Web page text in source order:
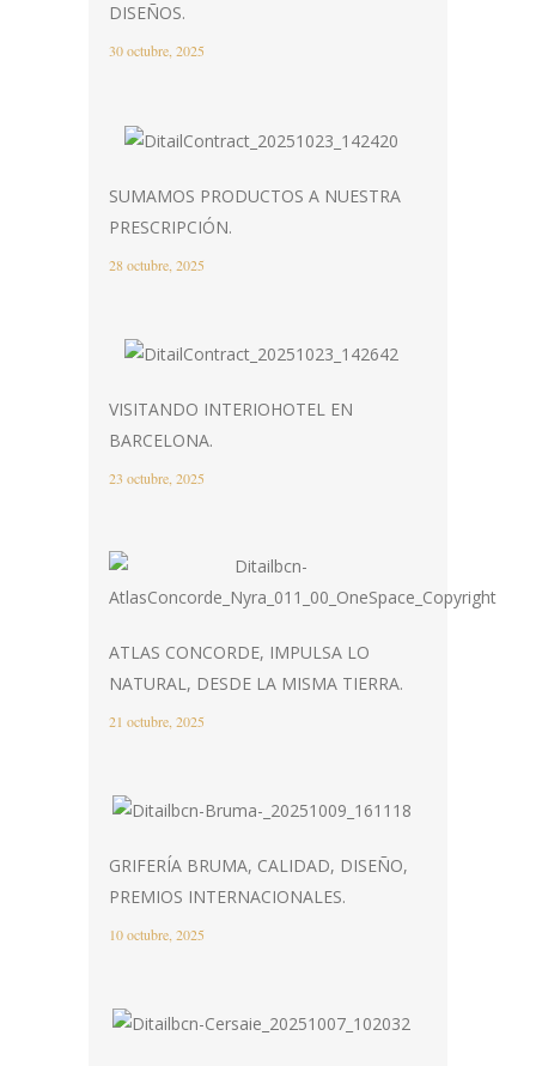
DISEÑOS.
30 octubre, 2025
SUMAMOS PRODUCTOS A NUESTRA
PRESCRIPCIÓN.
28 octubre, 2025
VISITANDO INTERIOHOTEL EN
BARCELONA.
23 octubre, 2025
ATLAS CONCORDE, IMPULSA LO
NATURAL, DESDE LA MISMA TIERRA.
21 octubre, 2025
GRIFERÍA BRUMA, CALIDAD, DISEÑO,
PREMIOS INTERNACIONALES.
10 octubre, 2025